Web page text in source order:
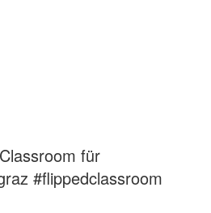
für
#flippedclassroom